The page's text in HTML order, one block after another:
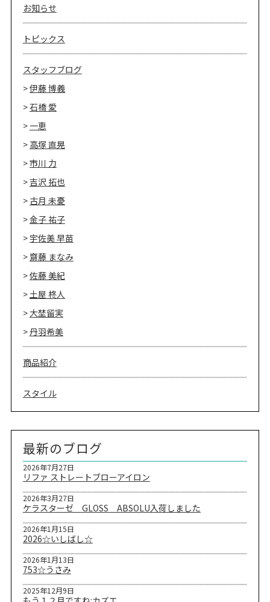
お知らせ
トピックス
スタッフブログ
伊藤 博義
石橋 愛
一恵
高塚 直晃
市川 力
吉沢 拓也
古月 未憂
金子 祐子
宇佐美 早苗
齋藤 まなみ
佐藤 美紀
土屋 柊人
大埜留実
丹羽希美
商品紹介
スタイル
最新のブログ
リファ ストレートブローアイロン
2026年7月27日
ケラスターゼ GLOSS ABSOLU入荷しました
2026年3月27日
2026☆いしばし☆
2026年1月15日
753☆うさみ
2026年1月13日
2025年12月9日